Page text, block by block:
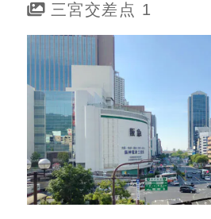
三宮交差点 1